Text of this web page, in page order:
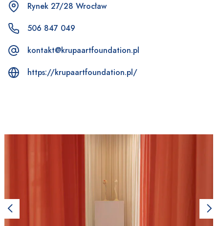
Rynek 27/28 Wrocław
506 847 049
kontakt@krupaartfoundation.pl
https://krupaartfoundation.pl/